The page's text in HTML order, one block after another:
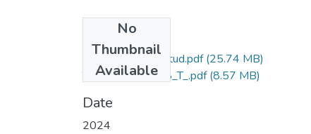
No
Thumbnail
Available
Grado de Similitud.pdf(25.74 MB)
T036_70526298_T_.pdf(8.57 MB)
Date
2024